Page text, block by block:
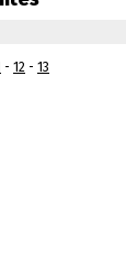
- 12 - 13